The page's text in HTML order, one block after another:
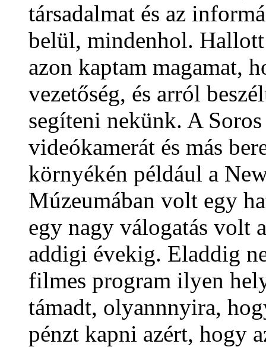
társadalmat és az
belül, mindenhol.
azon kaptam magamat,
vezetőség, és arról
segíteni nekünk. A
videókamerát és más
környékén például a
Múzeumában volt egy
egy nagy válogatás volt
addigi évekig. Eladdig
filmes program ilyen
támadt, olyannnyira,
pénzt kapni azért, hogy